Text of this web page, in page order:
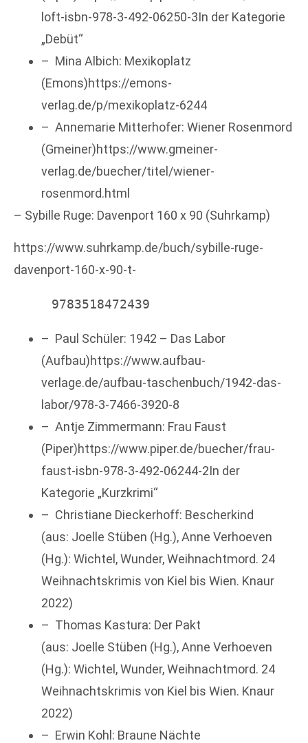
loft-isbn-978-3-492-06250-3In der Kategorie
„Debüt“
– Mina Albich: Mexikoplatz
(Emons)https://emons-
verlag.de/p/mexikoplatz-6244
– Annemarie Mitterhofer: Wiener Rosenmord
(Gmeiner)https://www.gmeiner-
verlag.de/buecher/titel/wiener-
rosenmord.html
– Sybille Ruge: Davenport 160 x 90 (Suhrkamp)
https://www.suhrkamp.de/buch/sybille-ruge-
davenport-160-x-90-t-
– Paul Schüler: 1942 – Das Labor
(Aufbau)https://www.aufbau-
verlage.de/aufbau-taschenbuch/1942-das-
labor/978-3-7466-3920-8
– Antje Zimmermann: Frau Faust
(Piper)https://www.piper.de/buecher/frau-
faust-isbn-978-3-492-06244-2In der
Kategorie „Kurzkrimi“
– Christiane Dieckerhoff: Bescherkind
(aus: Joelle Stüben (Hg.), Anne Verhoeven
(Hg.): Wichtel, Wunder, Weihnachtmord. 24
Weihnachtskrimis von Kiel bis Wien. Knaur
2022)
– Thomas Kastura: Der Pakt
(aus: Joelle Stüben (Hg.), Anne Verhoeven
(Hg.): Wichtel, Wunder, Weihnachtmord. 24
Weihnachtskrimis von Kiel bis Wien. Knaur
2022)
– Erwin Kohl: Braune Nächte